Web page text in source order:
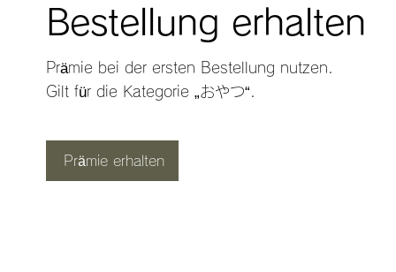
Bestellung erhalten
Prämie bei der ersten Bestellung nutzen.
Prämie erhalten
Gilt für die Kategorie „おやつ“.